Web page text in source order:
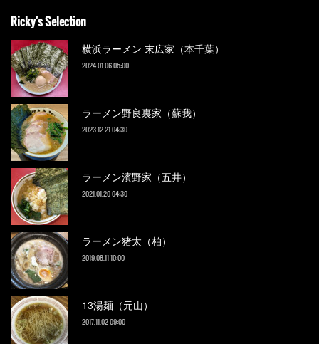
Ricky's Selection
横浜ラーメン 末広家（本千葉）
2024.01.06 05:00
ラーメン野良裏家（蘇我）
2023.12.21 04:30
ラーメン濱野家（五井）
2021.01.20 04:30
ラーメン猪太（柏）
2019.08.11 10:00
13湯麺（元山）
2017.11.02 09:00